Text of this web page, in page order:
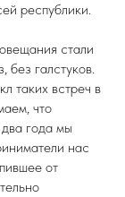
республики.
стали
без галстуков.
таких встреч в
что
года мы
нас
от